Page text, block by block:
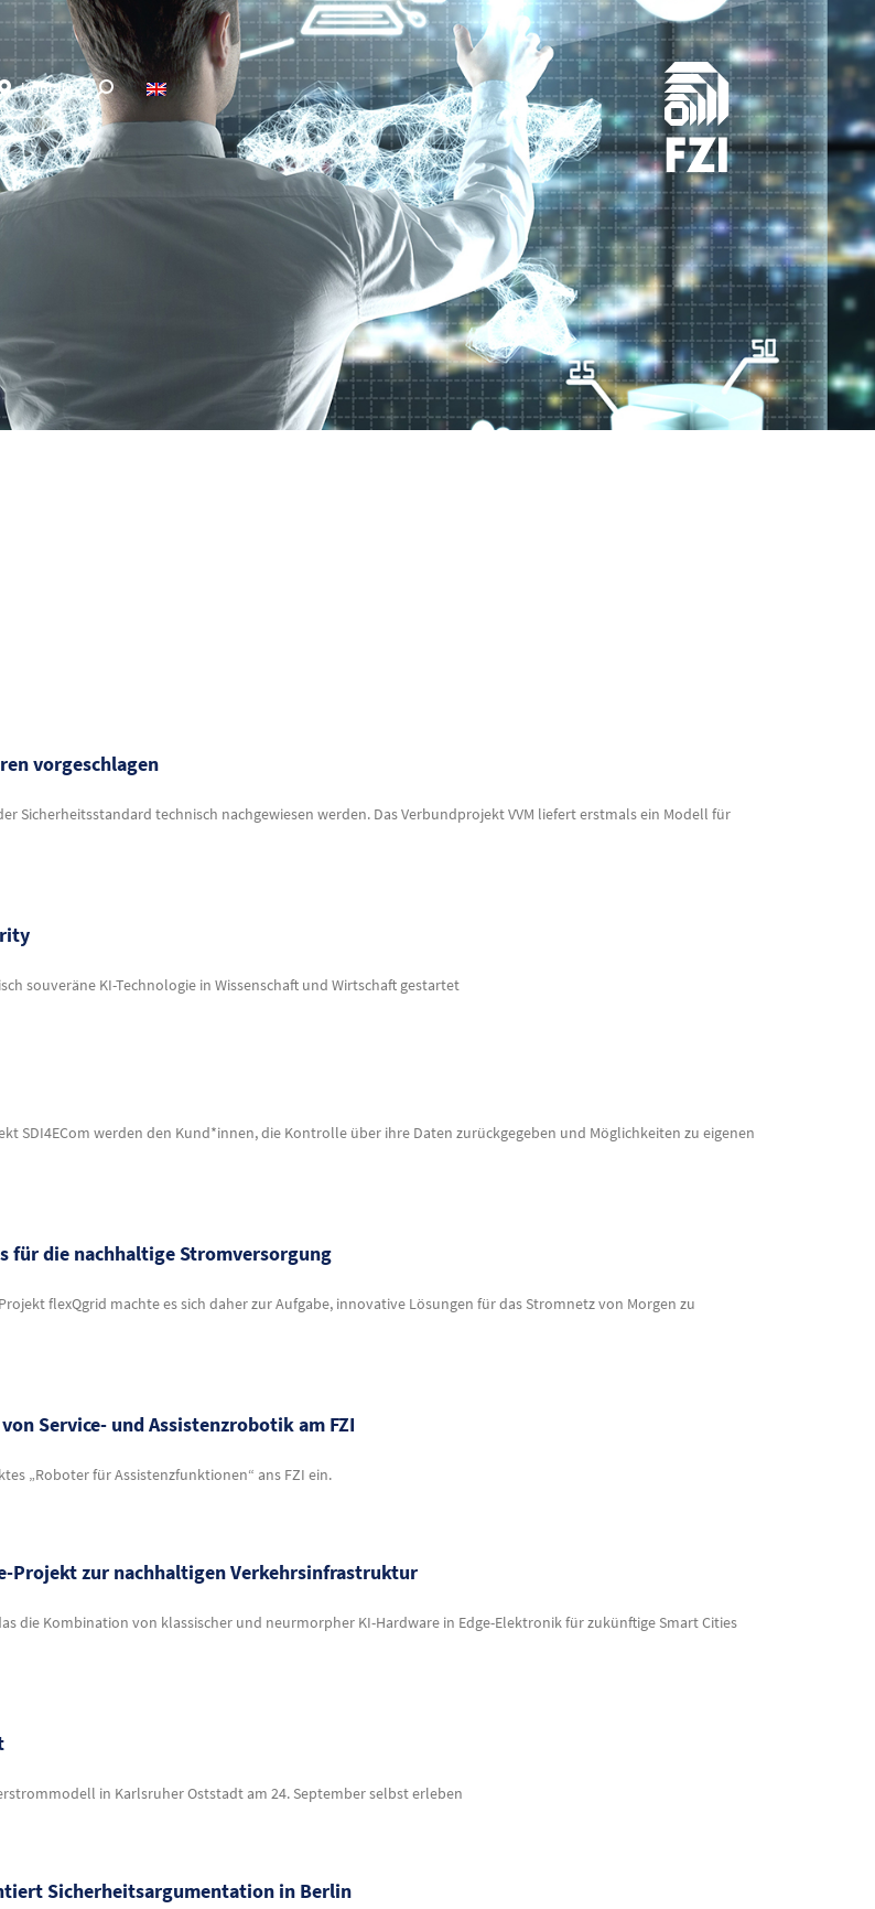
Kontakt
vorgeschlagen
Sicherheitsstandard technisch nachgewiesen werden. Das Verbundprojekt VVM liefert erstmals ein Modell für
souveräne KI-Technologie in Wissenschaft und Wirtschaft gestartet
SDI4ECom werden den Kund*innen, die Kontrolle über ihre Daten zurückgegeben und Möglichkeiten zu eigenen
für die nachhaltige Stromversorgung
flexQgrid machte es sich daher zur Aufgabe, innovative Lösungen für das Stromnetz von Morgen zu
Service- und Assistenzrobotik am FZI
„Roboter für Assistenzfunktionen“ ans FZI ein.
Projekt zur nachhaltigen Verkehrsinfrastruktur
die Kombination von klassischer und neurmorpher KI-Hardware in Edge-Elektronik für zukünftige Smart Cities
in Karlsruher Oststadt am 24. September selbst erleben
Sicherheitsargumentation in Berlin